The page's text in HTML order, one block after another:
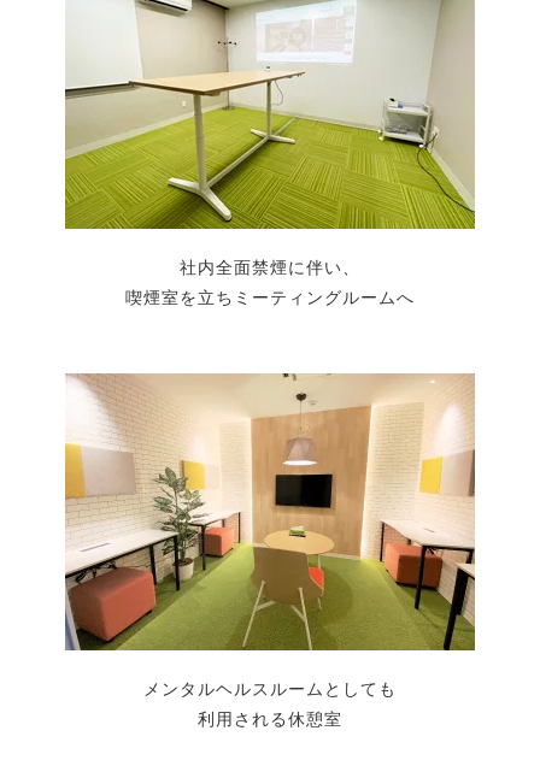
社内全面禁煙に伴い、
喫煙室を立ちミーティングルームへ
メンタルヘルスルームとしても
利用される休憩室